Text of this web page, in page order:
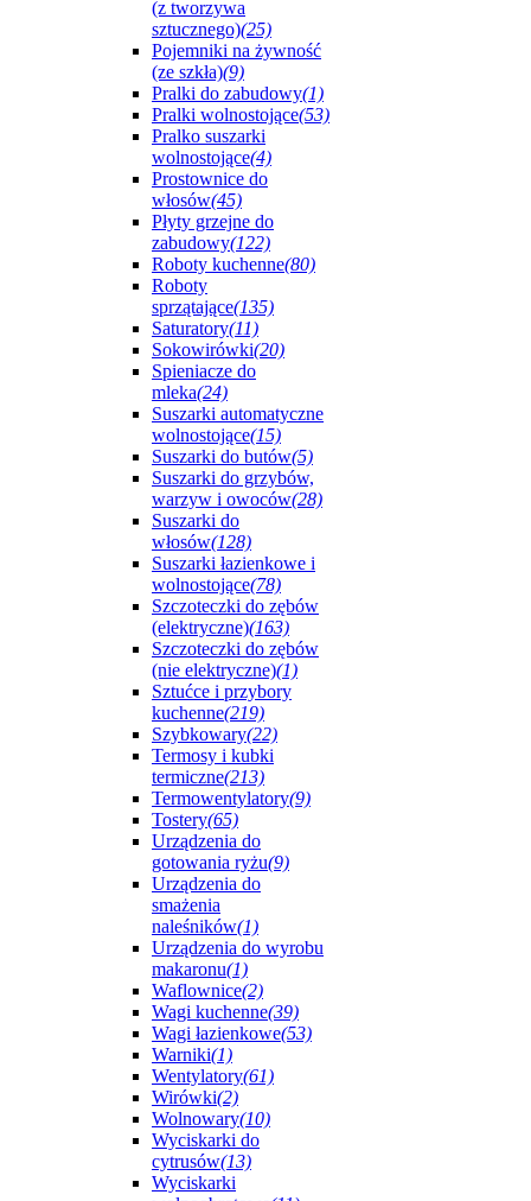
(z tworzywa
sztucznego)(25)
Pojemniki na żywność
(ze szkła)(9)
Pralki do zabudowy(1)
Pralki wolnostojące(53)
Pralko suszarki
wolnostojące(4)
Prostownice do
włosów(45)
Płyty grzejne do
zabudowy(122)
Roboty kuchenne(80)
Roboty
sprzątające(135)
Saturatory(11)
Sokowirówki(20)
Spieniacze do
mleka(24)
Suszarki automatyczne
wolnostojące(15)
Suszarki do butów(5)
Suszarki do grzybów,
warzyw i owoców(28)
Suszarki do
włosów(128)
Suszarki łazienkowe i
wolnostojące(78)
Szczoteczki do zębów
(elektryczne)(163)
Szczoteczki do zębów
(nie elektryczne)(1)
Sztućce i przybory
kuchenne(219)
Szybkowary(22)
Termosy i kubki
termiczne(213)
Termowentylatory(9)
Tostery(65)
Urządzenia do
gotowania ryżu(9)
Urządzenia do
smażenia
naleśników(1)
Urządzenia do wyrobu
makaronu(1)
Waflownice(2)
Wagi kuchenne(39)
Wagi łazienkowe(53)
Warniki(1)
Wentylatory(61)
Wirówki(2)
Wolnowary(10)
Wyciskarki do
cytrusów(13)
Wyciskarki